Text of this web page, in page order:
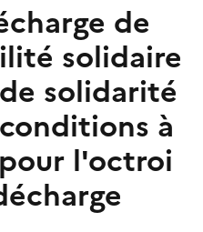
de
solidaire
solidarité
à
l'octroi